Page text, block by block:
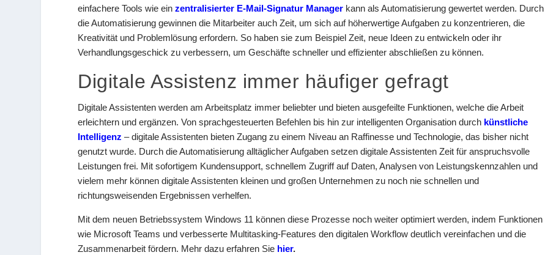
einfachere Tools wie einzentralisierter E-Mail-Signatur Manager kann als Automatisierung gewertet werden. Durch
die Automatisierung gewinnen die Mitarbeiter auch Zeit, um sich auf höherwertige Aufgaben zu konzentrieren, die
Kreativität und Problemlösung erfordern. So haben sie zum Beispiel Zeit, neue Ideen zu entwickeln oder ihr
Verhandlungsgeschick zu verbessern, um Geschäfte schneller und effizienter abschließen zu können.
Digitale Assistenz immer häufiger gefragt
Digitale Assistenten werden am Arbeitsplatz immer beliebter und bieten ausgefeilte Funktionen, welche die Arbeit
erleichtern und ergänzen. Von sprachgesteuerten Befehlen bis hin zur intelligenten Organisation durch künstliche
Intelligenz – digitale Assistenten bieten Zugang zu einem Niveau an Raffinesse und Technologie, das bisher nicht
genutzt wurde. Durch die Automatisierung alltäglicher Aufgaben setzen digitale Assistenten Zeit für anspruchsvolle
Leistungen frei. Mit sofortigem Kundensupport, schnellem Zugriff auf Daten, Analysen von Leistungskennzahlen und
vielem mehr können digitale Assistenten kleinen und großen Unternehmen zu noch nie schnellen und
richtungsweisenden Ergebnissen verhelfen.
Mit dem neuen Betriebssystem Windows 11 können diese Prozesse noch weiter optimiert werden, indem Funktionen
wie Microsoft Teams und verbesserte Multitasking-Features den digitalen Workflow deutlich vereinfachen und die
Zusammenarbeit fördern. Mehr dazu erfahren Sie hier.